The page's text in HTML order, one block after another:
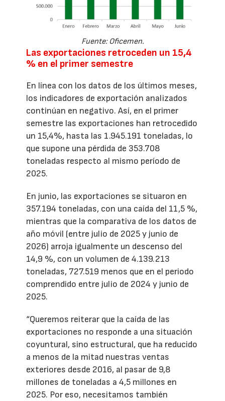
Fuente: Oficemen.
Las exportaciones retroceden un 15,4
% en el primer semestre
En línea con los datos de los últimos meses,
los indicadores de exportación analizados
continúan en negativo. Así, en el primer
semestre las exportaciones han retrocedido
un 15,4%, hasta las 1.945.191 toneladas, lo
que supone una pérdida de 353.708
toneladas respecto al mismo período de
2025.
En junio, las exportaciones se situaron en
357.194 toneladas, con una caída del 11,5 %,
mientras que la comparativa de los datos de
año móvil (entre julio de 2025 y junio de
2026) arroja igualmente un descenso del
14,9 %, con un volumen de 4.139.213
toneladas, 727.519 menos que en el periodo
comprendido entre julio de 2024 y junio de
2025.
“Queremos reiterar que la caída de las
exportaciones no responde a una situación
coyuntural, sino estructural, que ha reducido
a menos de la mitad nuestras ventas
exteriores desde 2016, al pasar de 9,8
millones de toneladas a 4,5 millones en
2025. Por eso, necesitamos también